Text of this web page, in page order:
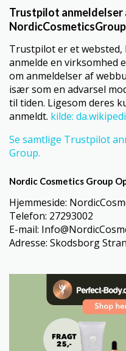
Trustpilot anmeldelser
Trustpilot er et
anmelde en virksomhed
om anmeldelser af
især som en advarsel
til tiden. Ligesom deres
anmeldt. kilde:
Se samtlige Trustpilot
Group.
Nordic Cosmetics Group
Hjemmeside:
Telefon: 27293002
E-mail:
Adresse: Skodsborg